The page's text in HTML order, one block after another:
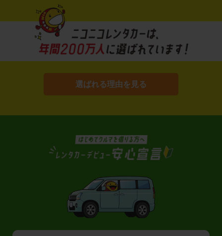
選ばれる理由を見る